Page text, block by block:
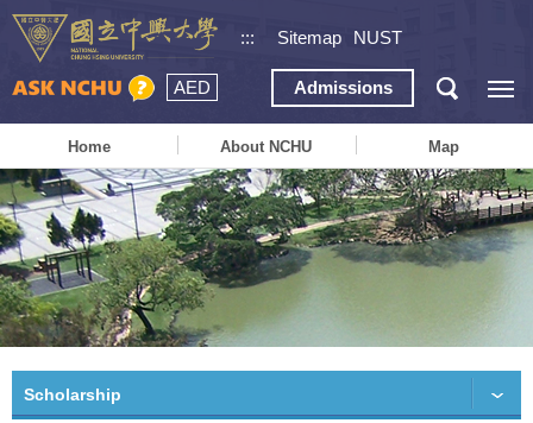
::: Sitemap NUST
AED Admissions
Home About NCHU Map
Scholarship